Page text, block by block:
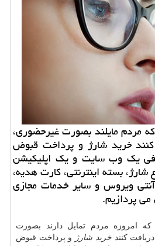
مردم مایلند بصورت غیرحضوری،
خرید شارژ و پرداخت قبوض
یك وب سایت و یك اپلیكیشن
بسته اینترنتی، كارت هدیه،
ویروس و سایر خدمات مجازی
می پردازیم.
امروزه مردم تمایل دارند بصورت
کنندخرید شارژ
و پرداخت قبوض